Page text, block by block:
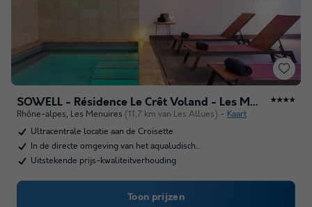
SOWELL - Résidence Le Crêt Voland - Les Ménuires ★★★★
Rhône-alpes, Les Menuires (11,7 km van Les Allues)
Kaart
Ultracentrale locatie aan de Croisette
In de directe omgeving van het aqualudisch…
Uitstekende prijs-kwaliteitverhouding
Toon prijzen